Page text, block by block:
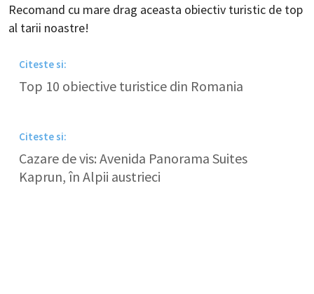
Recomand cu mare drag aceasta obiectiv turistic de top
al tarii noastre!
Citeste si:
Top 10 obiective turistice din Romania
Citeste si:
Cazare de vis: Avenida Panorama Suites
Kaprun, în Alpii austrieci